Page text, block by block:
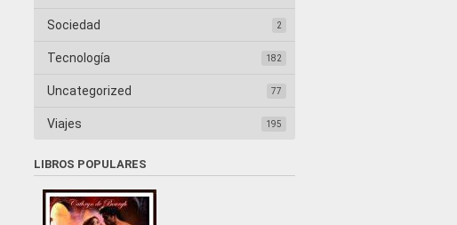
Sociedad 2
Tecnología 182
Uncategorized 77
Viajes 195
LIBROS POPULARES